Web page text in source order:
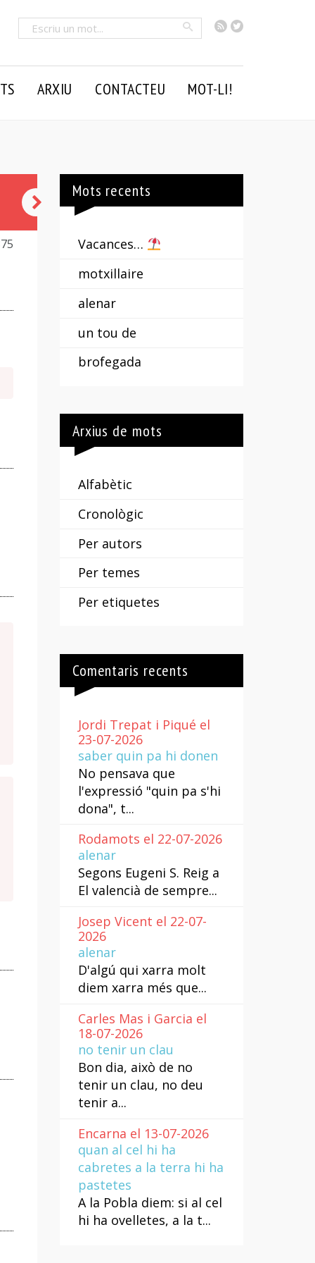
RSSTwitter
Cercar
ARXIU CONTACTEU MOT-LI!
dormilec
Mots recents
Vacances…
motxillaire
alenar
un tou de
brofegada
Arxius de mots
Alfabètic
Cronològic
Per autors
Per temes
Per etiquetes
Comentaris recents
Jordi Trepat i Piqué el
23-07-2026
saber quin pa hi donen
No pensava que
l'expressió "quin pa s'hi
dona", t...
Rodamots el 22-07-2026
alenar
Segons Eugeni S. Reig a
El valencià de sempre...
Josep Vicent el 22-07-
2026
alenar
D'algú qui xarra molt
diem xarra més que...
Carles Mas i Garcia el
18-07-2026
no tenir un clau
Bon dia, això de no
tenir un clau, no deu
tenir a...
Encarna el 13-07-2026
quan al cel hi ha
cabretes a la terra hi ha
pastetes
A la Pobla diem: si al cel
hi ha ovelletes, a la t...